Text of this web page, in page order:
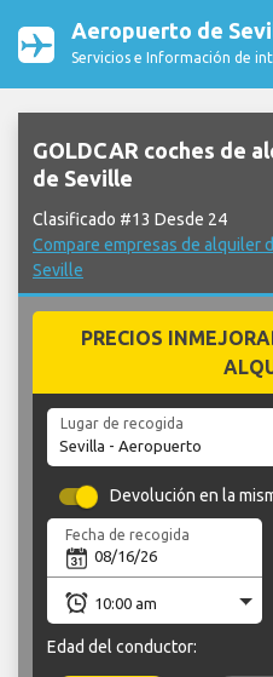
Aeropuerto de
Servicios e Información de
GOLDCAR coches de
de Seville
Clasificado #13 Desde 24
Compare empresas de alquiler
Seville
PRECIOS
Lugar de recogida
Devolución en la
Fecha de recogida
Edad del conductor: